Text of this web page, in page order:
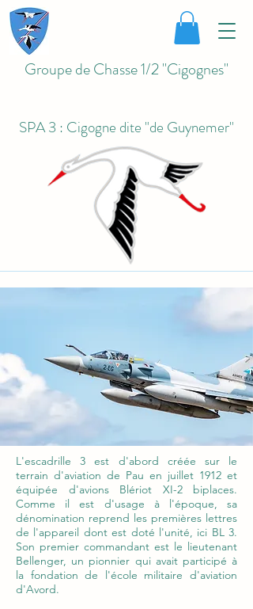
Groupe de Chasse 1/2 "Cigognes"
SPA 3 : Cigogne dite "de Guynemer"
passant au naturel, dite de Guynemer.
L'escadrille 3 est d'abord créée sur le
terrain d'aviation de Pau en juillet 1912 et
équipée d'avions Blériot XI-2 biplaces.
Comme il est d'usage à l'époque, sa
dénomination reprend les premières lettres
de l'appareil dont est doté l'unité, ici BL 3.
Son premier commandant est le lieutenant
Bellenger, un pionnier qui avait participé à
la fondation de l'école militaire d'aviation
d'Avord.